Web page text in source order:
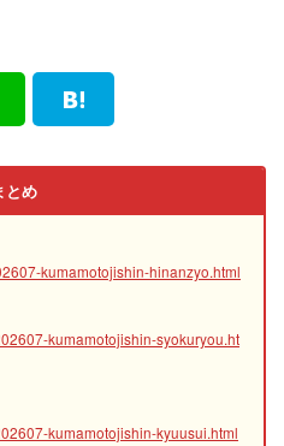
とめ
kumamotojishin-hinanzyo.html
kumamotojishin-syokuryou.ht
kumamotojishin-kyuusui.html